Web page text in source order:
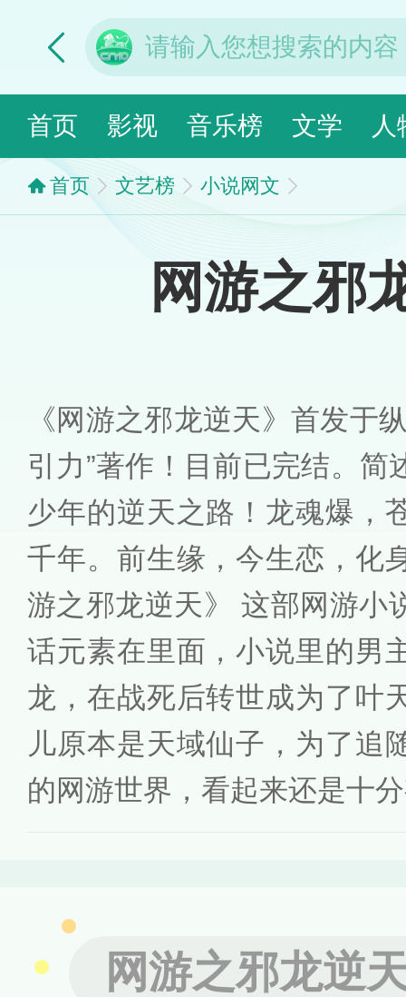
首页 影视 音乐榜 文学 人
首页 文艺榜 小说网文
网游之邪
《网游之邪龙逆天》首发于
引力”著作！目前已完结。简
少年的逆天之路！龙魂爆，
千年。前生缘，今生恋，化
游之邪龙逆天》 这部网游小
话元素在里面，小说里的男
龙，在战死后转世成为了叶
儿原本是天域仙子，为了追
的网游世界，看起来还是十
网游之邪龙逆